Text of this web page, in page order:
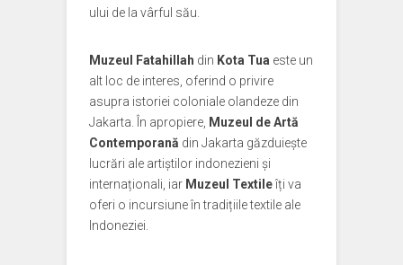
ului de la vârful său.
Muzeul Fatahillah din Kota Tua este un
alt loc de interes, oferind o privire
asupra istoriei coloniale olandeze din
Jakarta. În apropiere, Muzeul de Artă
Contemporană din Jakarta găzduiește
lucrări ale artiștilor indonezieni și
internaționali, iar Muzeul Textileîți va
oferi o incursiune în tradițiile textile ale
Indoneziei.